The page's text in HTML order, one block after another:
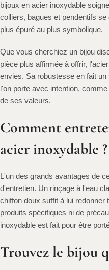
bijoux en acier inoxydable
colliers, bagues et pendentifs
plus épuré au plus symbolique.
Que vous cherchiez un bijou
pièce plus affirmée à offrir,
envies. Sa robustesse en fait
l'on porte avec intention,
de ses valeurs.
Comment
acier inoxydable ?
L'un des grands avantages de
d'entretien. Un rinçage à l'eau
chiffon doux suffit à lui redonner
produits spécifiques ni de
inoxydable est fait pour être
Trouvez le bijou